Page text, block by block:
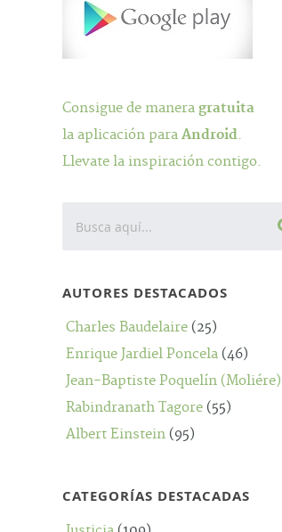
Consigue de maneragratuita
la aplicación paraAndroid.
Llevate la inspiración contigo.
AUTORES DESTACADOS
Charles Baudelaire (25)
Enrique Jardiel Poncela (46)
Jean-Baptiste Poquelín (Moliére)
Rabindranath Tagore (55)
Albert Einstein (95)
CATEGORÍAS DESTACADAS